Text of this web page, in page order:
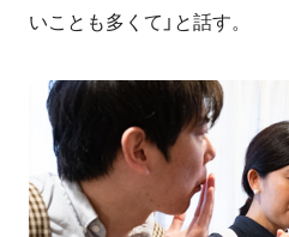
いことも多くて」と話す。